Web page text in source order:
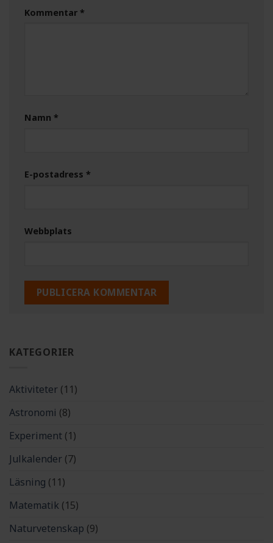
Kommentar *
Namn *
E-postadress *
Webbplats
KATEGORIER
Aktiviteter (11)
Astronomi (8)
Experiment (1)
Julkalender (7)
Läsning (11)
Matematik (15)
Naturvetenskap (9)